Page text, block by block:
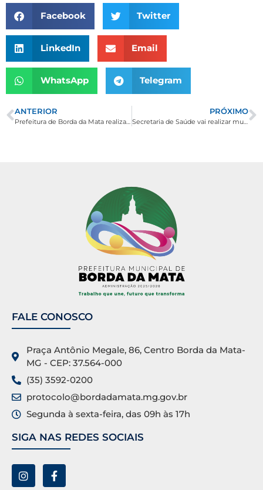
Facebook Twitter
LinkedIn Email
WhatsApp Telegram
ANTERIOR PRÓXIMO
Secretaria de Saúde vai realizar mutirão de ultrassonografias
FALE CONOSCO
Praça Antônio Megale, 86, Centro Borda da Mata-
MG - CEP: 37.564-000
(35) 3592-0200
protocolo@bordadamata.mg.gov.br
Segunda à sexta-feira, das 09h às 17h
SIGA NAS REDES SOCIAIS